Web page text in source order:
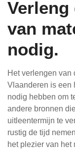
van
nodig.
Het verlengen
Vlaanderen is een
nodig hebben om
andere bronnen
uitleentermijn te
rustig de tijd
het plezier van het